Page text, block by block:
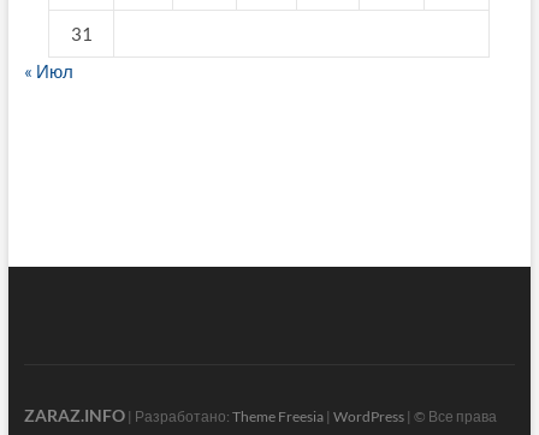
31
« Июл
ZARAZ.INFO| Разработано: Theme Freesia| WordPress| © Все права